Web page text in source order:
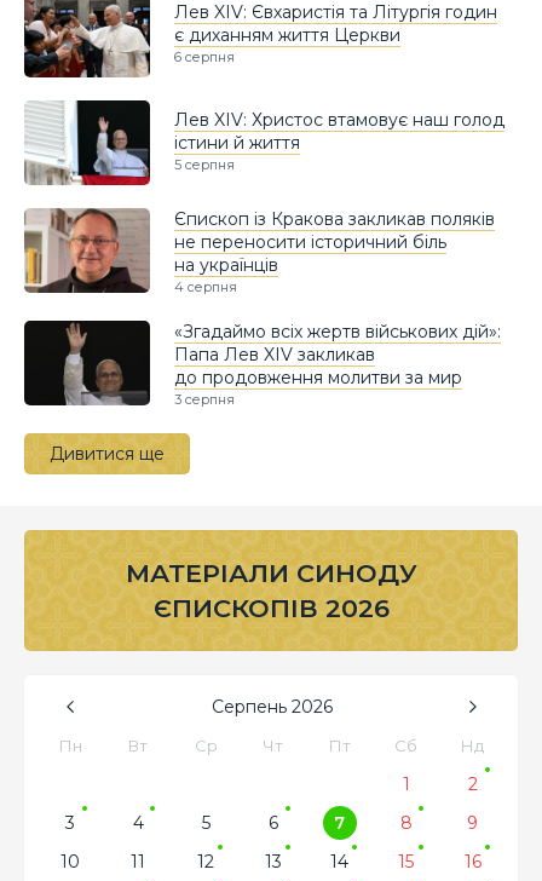
Лев XIV: Євхаристія та Літургія годин
є диханням життя Церкви
6 серпня
Лев XIV: Христос втамовує наш голод
істини й життя
5 серпня
Єпископ із Кракова закликав поляків
не переносити історичний біль
на українців
4 серпня
«Згадаймо всіх жертв військових дій»:
Папа Лев XIV закликав
до продовження молитви за мир
3 серпня
Дивитися ще
МАТЕРІАЛИ СИНОДУ
ЄПИСКОПІВ 2026
Серпень 2026
Пн Вт Ср Чт Пт Сб Нд
1
2
3
4 5 6 7 8
9
10
11 12 13 14 15
16